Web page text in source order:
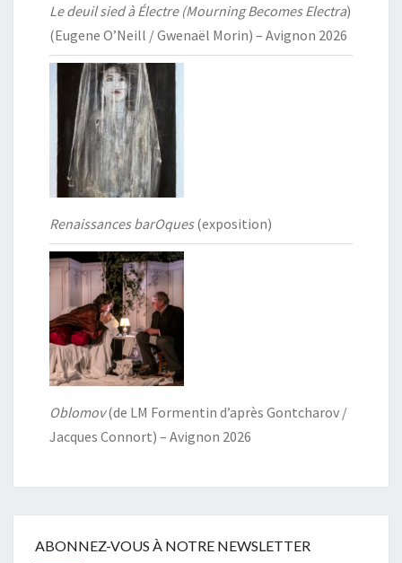
Le deuil sied à Électre (Mourning Becomes Electra)
(Eugene O’Neill / Gwenaël Morin) – Avignon 2026
Renaissances barOques(exposition)
Oblomov(de LM Formentin d’après Gontcharov /
Jacques Connort) – Avignon 2026
ABONNEZ-VOUS À NOTRE NEWSLETTER